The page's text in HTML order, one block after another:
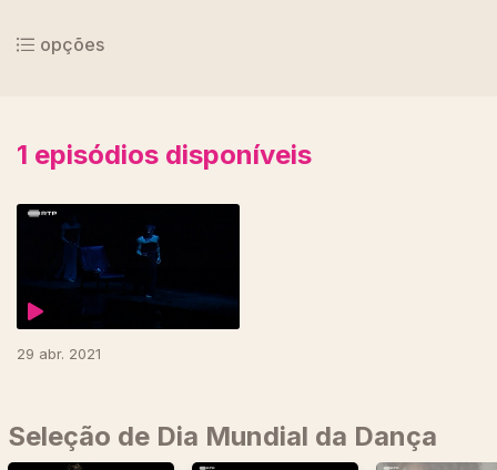
opções
1 episódios disponíveis
29 abr. 2021
526685
Seleção de Dia Mundial da Dança